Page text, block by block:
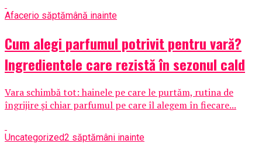
Afacerio săptămână inainte
Cum alegi parfumul potrivit pentru vară?
Ingredientele care rezistă în sezonul cald
Vara schimbă tot: hainele pe care le purtăm, rutina de
îngrijire și chiar parfumul pe care îl alegem în fiecare...
Uncategorized2 săptămâni inainte